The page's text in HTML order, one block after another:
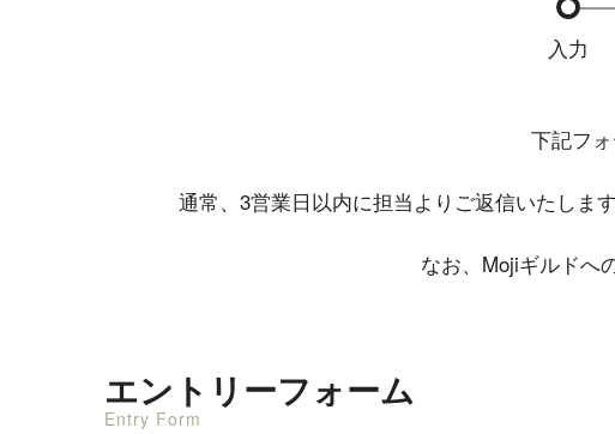
入力
下記フ
通常、3営業日以内に担当よりご返信いたしま
なお、Mojiギルドへ
エントリーフォーム
Entry Form